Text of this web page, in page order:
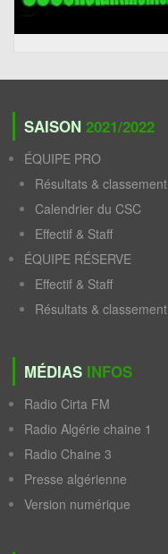
SAISON 2021/2022
ÉQUIPE PRO
Résultats & classement
Calendrier du CSC
Effectif & Staff
ÉQUIPE RÉSERVE
Effectif & Staff
Résultats & classement
MÉDIAS INFOS
Radio Cirta FM
Radio Algérie chaine 1
Radio Chaine 3
Presse algérienne
Version numérique